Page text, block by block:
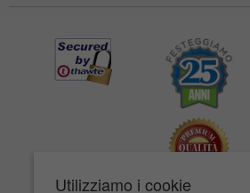
Utilizziamo i cookie